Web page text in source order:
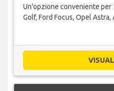
Un'opzione conveniente per
Golf, Ford Focus, Opel Astra,